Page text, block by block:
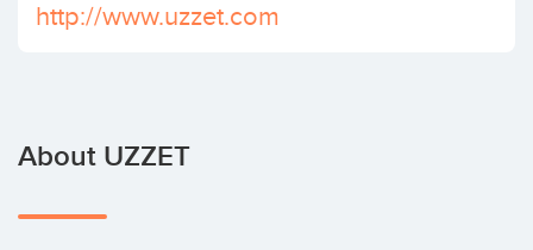
http://www.uzzet.com
About UZZET